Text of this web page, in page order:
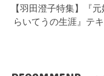
【羽田澄子特集】『
らいてうの生涯』テ